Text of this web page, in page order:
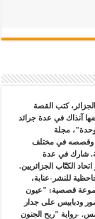
كتب القصة
آنذاك في عدة جرائد
مجلة
وقصصه في مختلف
شارك في عدة
الكتّاب الجزائريين.
للنشر-عنابة،
قصصية: "عيون
ودبابيس على جدار
-رواية "ريح الجنون